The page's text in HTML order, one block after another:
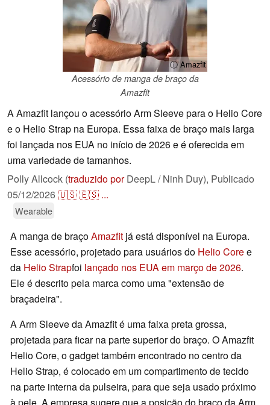
ⓘ Amazfit
Acessório de manga de braço da
Amazfit
A Amazfit lançou o acessório Arm Sleeve para o Helio Core
e o Helio Strap na Europa. Essa faixa de braço mais larga
foi lançada nos EUA no início de 2026 e é oferecida em
uma variedade de tamanhos.
Polly Allcock (traduzido porDeepL / Ninh Duy), Publicado
05/12/2026🇺🇸🇪🇸 ...
Wearable
A manga de braçoAmazfit já está disponível na Europa.
Esse acessório, projetado para usuários do Helio Coree
da Helio Strapfoi lançado nos EUA em março de 2026.
Ele é descrito pela marca como uma "extensão de
braçadeira".
A Arm Sleeve da Amazfit é uma faixa preta grossa,
projetada para ficar na parte superior do braço. O Amazfit
Helio Core, o gadget também encontrado no centro da
Helio Strap, é colocado em um compartimento de tecido
na parte interna da pulseira, para que seja usado próximo